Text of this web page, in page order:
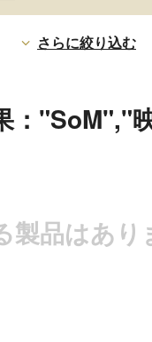
さらに絞り込む
："SoM","
製品はあり